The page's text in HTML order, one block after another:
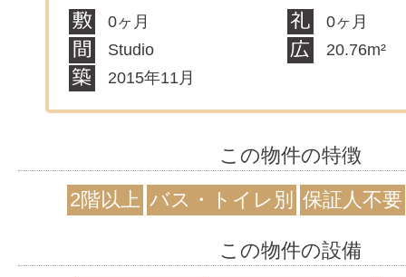
0ヶ月
0ヶ月
Studio
20.76m²
2015年11月
この物件の特徴
2階以上 バス・トイレ別 保証人不要
この物件の設備